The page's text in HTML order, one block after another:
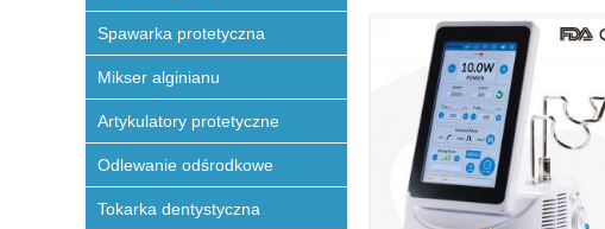
Spawarka protetyczna
Mikser alginianu
Artykulatory protetyczne
Odlewanie odśrodkowe
Tokarka dentystyczna